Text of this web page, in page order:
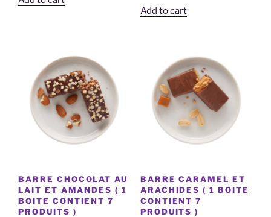
Add to cart
BARRE CHOCOLAT AU
LAIT ET AMANDES ( 1
BOITE CONTIENT 7
PRODUITS )
BARRE CARAMEL ET
ARACHIDES ( 1 BOITE
CONTIENT 7
PRODUITS )